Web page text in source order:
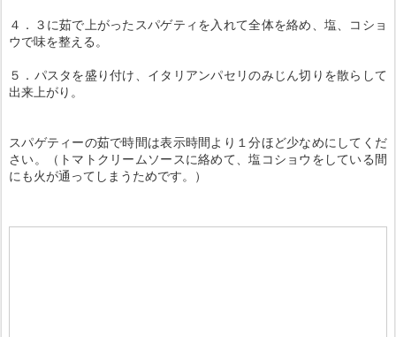
４．３に茹で上がったスパゲティを入れて全体を絡め、塩、コショ
ウで味を整える。
５．パスタを盛り付け、イタリアンパセリのみじん切りを散らして
出来上がり。
スパゲティーの茹で時間は表示時間より１分ほど少なめにしてくだ
さい。（トマトクリームソースに絡めて、塩コショウをしている間
にも火が通ってしまうためです。）